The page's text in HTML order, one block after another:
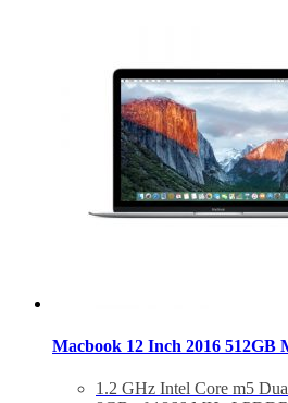
Macbook 12 Inch 2016 512GB
1.2 GHz Intel Core m5